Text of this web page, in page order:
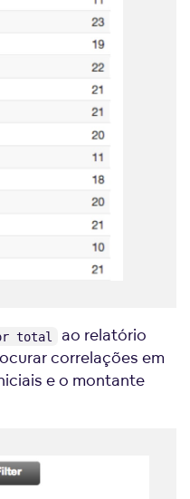
total
ao relatório
correlações em
e o montante